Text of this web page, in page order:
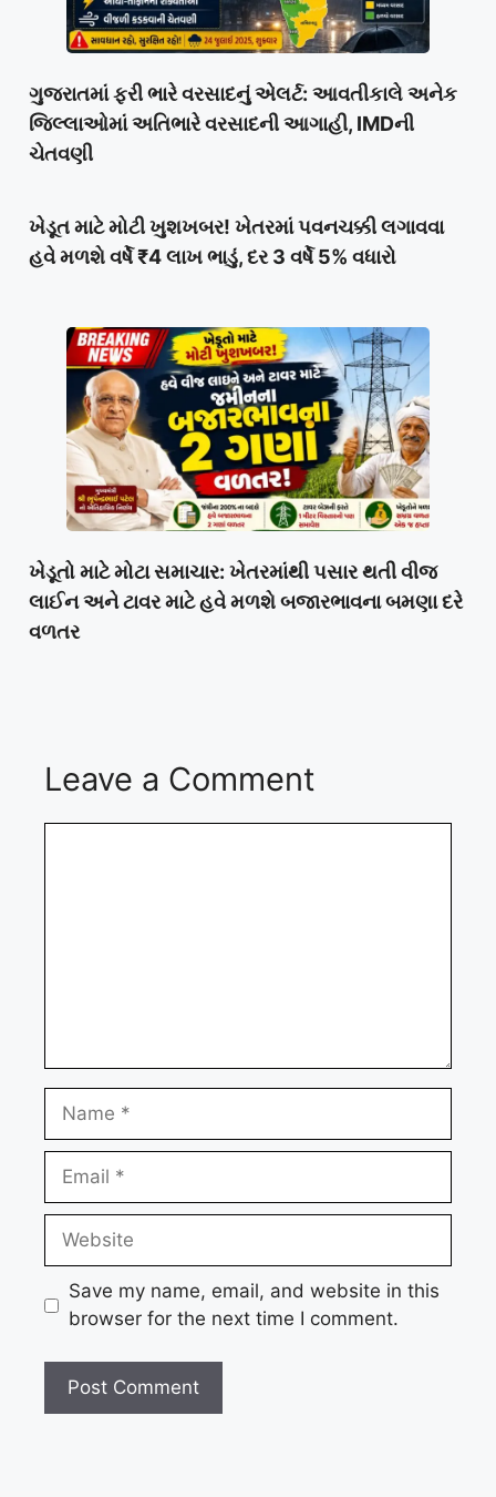
ગુજરાતમાં ફરી ભારે વરસાદનું એલર્ટ: આવતીકાલે અનેક
જિલ્લાઓમાં અતિભારે વરસાદની આગાહી, IMDની
ચેતવણી
ખેડૂત માટે મોટી ખુશખબર! ખેતરમાં પવનચક્કી લગાવવા
હવે મળશે વર્ષે ₹4 લાખ ભાડું, દર 3 વર્ષે 5% વધારો
ખેડૂતો માટે મોટા સમાચાર: ખેતરમાંથી પસાર થતી વીજ
લાઈન અને ટાવર માટે હવે મળશે બજારભાવના બમણા દરે
વળતર
Leave a Comment
Name
Email
Website
Save my name, email, and website in this
browser for the next time I comment.